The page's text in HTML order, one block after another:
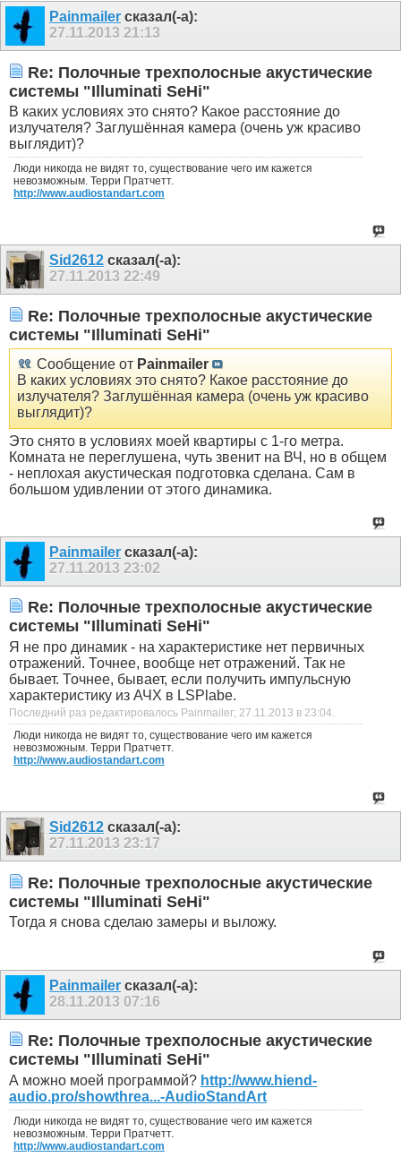
Painmailer сказал(-а):
27.11.2013 21:13
Re: Полочные трехполосные акустические
системы "Illuminati SeHi"
В каких условиях это снято? Какое расстояние до
излучателя? Заглушённая камера (очень уж красиво
выглядит)?
Люди никогда не видят то, существование чего им кажется
невозможным. Терри Пратчетт.
http://www.audiostandart.com
Sid2612 сказал(-а):
27.11.2013 22:49
Re: Полочные трехполосные акустические
системы "Illuminati SeHi"
Сообщение от Painmailer
В каких условиях это снято? Какое расстояние до
излучателя? Заглушённая камера (очень уж красиво
выглядит)?
Это снято в условиях моей квартиры с 1-го метра.
Комната не переглушена, чуть звенит на ВЧ, но в общем
- неплохая акустическая подготовка сделана. Сам в
большом удивлении от этого динамика.
Painmailer сказал(-а):
27.11.2013 23:02
Re: Полочные трехполосные акустические
системы "Illuminati SeHi"
Я не про динамик - на характеристике нет первичных
отражений. Точнее, вообще нет отражений. Так не
бывает. Точнее, бывает, если получить импульсную
характеристику из АЧХ в LSPlabе.
Последний раз редактировалось Painmailer; 27.11.2013 в 23:04.
Люди никогда не видят то, существование чего им кажется
невозможным. Терри Пратчетт.
http://www.audiostandart.com
Sid2612 сказал(-а):
27.11.2013 23:17
Re: Полочные трехполосные акустические
системы "Illuminati SeHi"
Тогда я снова сделаю замеры и выложу.
Painmailer сказал(-а):
28.11.2013 07:16
Re: Полочные трехполосные акустические
системы "Illuminati SeHi"
А можно моей программой? http://www.hiend-
audio.pro/showthrea...-AudioStandArt
Люди никогда не видят то, существование чего им кажется
невозможным. Терри Пратчетт.
http://www.audiostandart.com